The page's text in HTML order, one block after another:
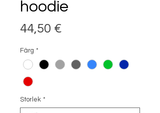
hoodie
44,50 €
Färg *
Storlek *